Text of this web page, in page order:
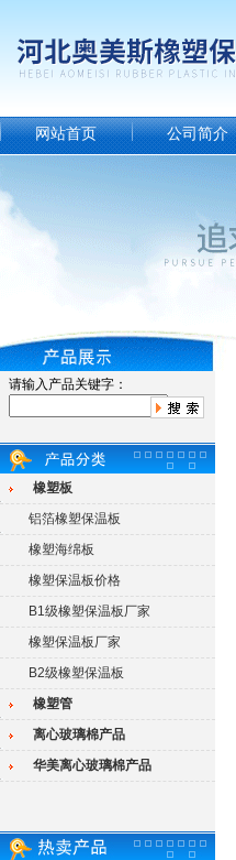
网站首页 公司简介
请输入产品关键字：
橡塑板
铝箔橡塑保温板
橡塑海绵板
橡塑保温板价格
B1级橡塑保温板厂家
橡塑保温板厂家
B2级橡塑保温板
橡塑管
离心玻璃棉产品
华美离心玻璃棉产品